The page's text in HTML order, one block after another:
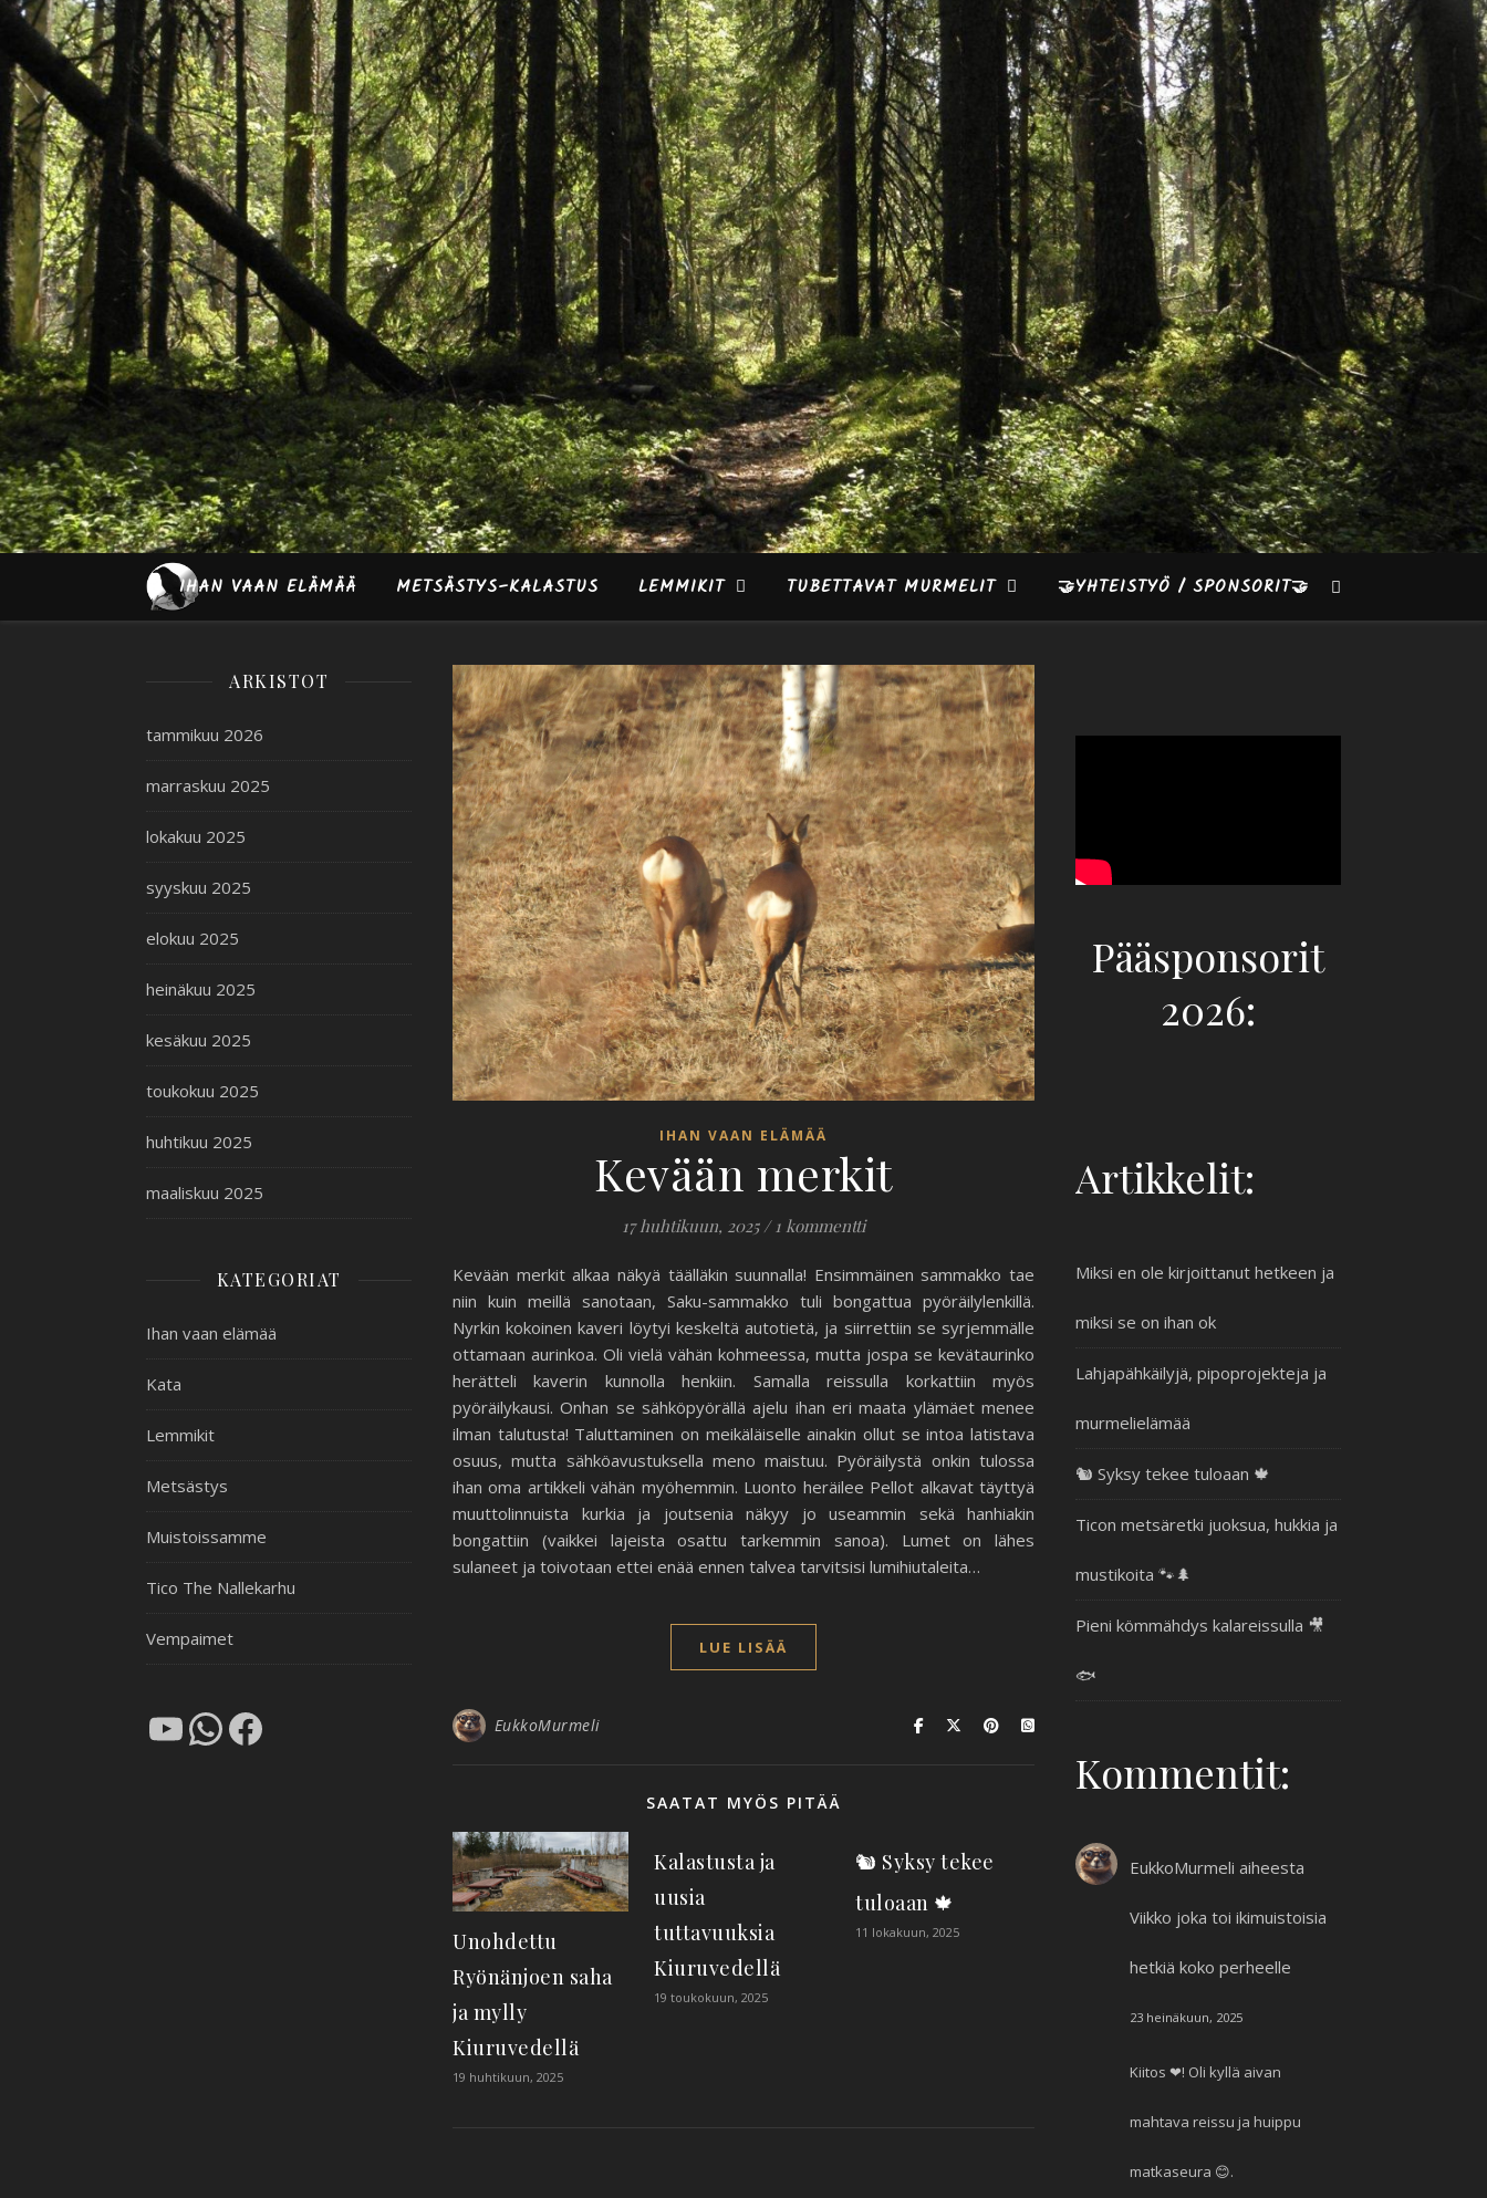
IHAN VAAN ELÄMÄÄ METSÄSTYS–KALASTUS LEMMIKIT TUBETTAVAT MURMELIT 🤝YHTEISTYÖ / SPONSORIT🤝
ARKISTOT
tammikuu 2026
marraskuu 2025
lokakuu 2025
syyskuu 2025
elokuu 2025
heinäkuu 2025
kesäkuu 2025
toukokuu 2025
huhtikuu 2025
maaliskuu 2025
KATEGORIAT
Ihan vaan elämää
Kata
Lemmikit
Metsästys
Muistoissamme
Tico The Nallekarhu
Vempaimet
YouTubeWhatsApp
Facebook
IHAN VAAN ELÄMÄÄ
Kevään merkit
17 huhtikuun, 2025 / 1 kommentti
Kevään merkit alkaa näkyä täälläkin suunnalla! Ensimmäinen sammakko tae
niin kuin meillä sanotaan, Saku-sammakko tuli bongattua pyöräilylenkillä.
Nyrkin kokoinen kaveri löytyi keskeltä autotietä, ja siirrettiin se syrjemmälle
ottamaan aurinkoa. Oli vielä vähän kohmeessa, mutta jospa se kevätaurinko
herätteli kaverin kunnolla henkiin. Samalla reissulla korkattiin myös
pyöräilykausi. Onhan se sähköpyörällä ajelu ihan eri maata ylämäet menee
ilman talutusta! Taluttaminen on meikäläiselle ainakin ollut se intoa latistava
osuus, mutta sähköavustuksella meno maistuu. Pyöräilystä onkin tulossa
ihan oma artikkeli vähän myöhemmin. Luonto heräilee Pellot alkavat täyttyä
muuttolinnuista kurkia ja joutsenia näkyy jo useammin sekä hanhiakin
bongattiin (vaikkei lajeista osattu tarkemmin sanoa). Lumet on lähes
sulaneet ja toivotaan ettei enää ennen talvea tarvitsisi lumihiutaleita…
LUE LISÄÄ
EukkoMurmeli
SAATAT MYÖS PITÄÄ
Unohdettu
Ryönänjoen saha
ja mylly
Kiuruvedellä
19 huhtikuun, 2025
Kalastusta ja
uusia
tuttavuuksia
Kiuruvedellä
19 toukokuun, 2025
🐿️ Syksy tekee
tuloaan 🍁
11 lokakuun, 2025
Pääsponsorit
2026:
Artikkelit:
Miksi en ole kirjoittanut hetkeen ja
miksi se on ihan ok
Lahjapähkäilyjä, pipoprojekteja ja
murmelielämää
🐿️ Syksy tekee tuloaan 🍁
Ticon metsäretki juoksua, hukkia ja
mustikoita 🐾🌲
Pieni kömmähdys kalareissulla 🎥
🐟
Kommentit:
EukkoMurmeli aiheesta
Viikko joka toi ikimuistoisia
hetkiä koko perheelle
23 heinäkuun, 2025
Kiitos ❤! Oli kyllä aivan
mahtava reissu ja huippu
matkaseura 😊.